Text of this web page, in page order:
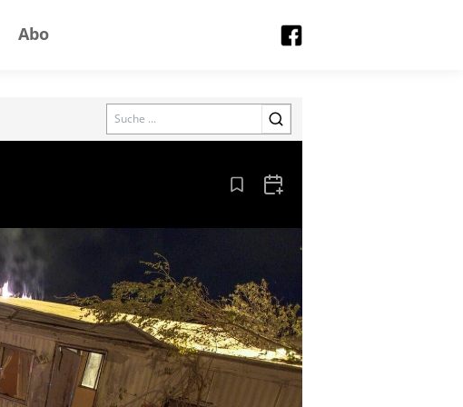
Abo
Search
Aus den Lesezeichen entfernen
Zum Kalender hinzufügen